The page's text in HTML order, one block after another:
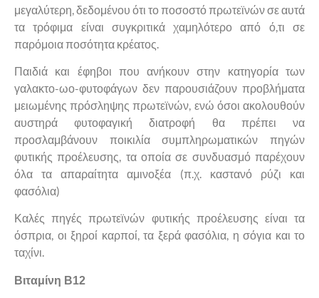
μεγαλύτερη, δεδομένου ότι το ποσοστό πρωτεϊνών σε αυτά
τα τρόφιμα είναι συγκριτικά χαμηλότερο από ό,τι σε
παρόμοια ποσότητα κρέατος.
Παιδιά και έφηβοι που ανήκουν στην κατηγορία των
γαλακτο-ωο-φυτοφάγων δεν παρουσιάζουν προβλήματα
μειωμένης πρόσληψης πρωτεϊνών, ενώ όσοι ακολουθούν
αυστηρά φυτοφαγική διατροφή θα πρέπει να
προσλαμβάνουν ποικιλία συμπληρωματικών πηγών
φυτικής προέλευσης, τα οποία σε συνδυασμό παρέχουν
όλα τα απαραίτητα αμινοξέα (π.χ. καστανό ρύζι και
φασόλια)
Καλές πηγές πρωτεϊνών φυτικής προέλευσης είναι τα
όσπρια, οι ξηροί καρποί, τα ξερά φασόλια, η σόγια και το
ταχίνι.
Βιταμίνη Β12